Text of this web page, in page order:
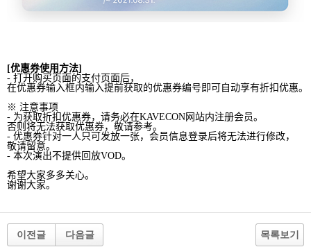
[优惠券使用方法]
- 打 开购买页 面的支付页 面后，
在优惠券输 入框内输 入提前获取的优惠券编号 即可自动享有折扣 优惠。
※ 注意事项
- 为获取折扣 优惠券，请务必在KAVECON网 站内注册会员。
否则将无法获取优惠券，敬请参考。
- 优惠券针对一人只可 发放一张， 会员信息登录后将无法进行修改，
敬请留意。
- 本次演出不提供回放VOD。
希望大家多多关心。
谢谢大家。
이전글 다음글 목록보기